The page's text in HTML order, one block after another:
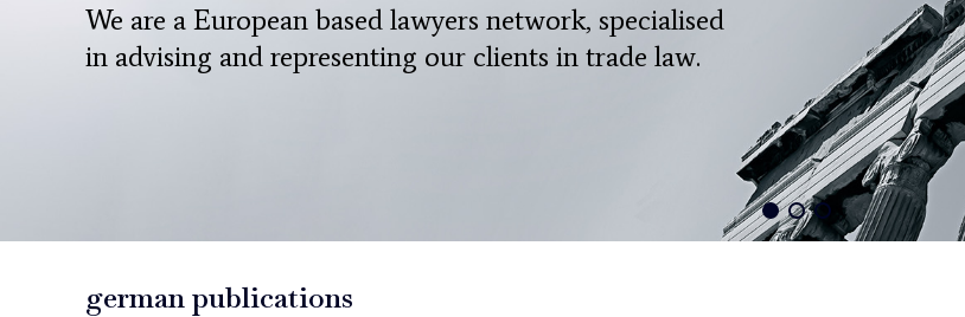
We are a European based lawyers network, specialised
in advising and representing our clients in trade law.
german publications